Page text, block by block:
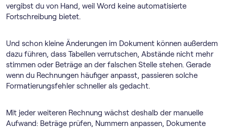
vergibst du von Hand, weil Word keine automatisierte
Fortschreibung bietet.
Und schon kleine Änderungen im Dokument können außerdem
dazu führen, dass Tabellen verrutschen, Abstände nicht mehr
stimmen oder Beträge an der falschen Stelle stehen. Gerade
wenn du Rechnungen häufiger anpasst, passieren solche
Formatierungsfehler schneller als gedacht.
Mit jeder weiteren Rechnung wächst deshalb der manuelle
Aufwand: Beträge prüfen, Nummern anpassen, Dokumente